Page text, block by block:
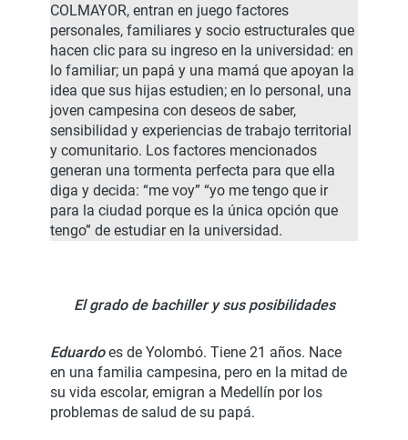
COLMAYOR, entran en juego factores
personales, familiares y socio estructurales que
hacen clic para su ingreso en la universidad: en
lo familiar; un papá y una mamá que apoyan la
idea que sus hijas estudien; en lo personal, una
joven campesina con deseos de saber,
sensibilidad y experiencias de trabajo territorial
y comunitario. Los factores mencionados
generan una tormenta perfecta para que ella
diga y decida: “me voy” “yo me tengo que ir
para la ciudad porque es la única opción que
tengo” de estudiar en la universidad.
El grado de bachiller y sus posibilidades
Eduardoes de Yolombó. Tiene 21 años. Nace
en una familia campesina, pero en la mitad de
su vida escolar, emigran a Medellín por los
problemas de salud de su papá.